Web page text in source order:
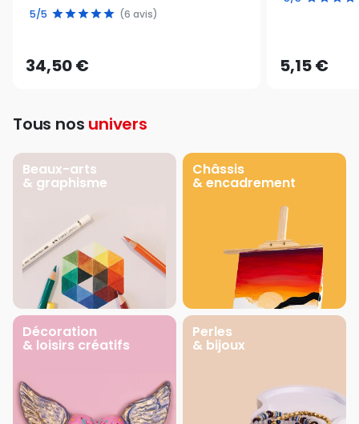
5/5 (6 avis)
34,50 € 5,15 €
Tous nos univers
Beaux-arts
& graphisme
Châssis
& encadrement
Décoration
& loisirs créatifs
Perles
& bijoux